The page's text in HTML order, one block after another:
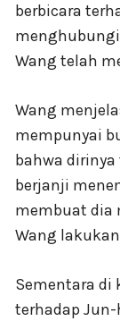
berbicara
Wang telah
Wang
mempunyai
bahwa dirinya
berjanji
membuat dia
Wang
Sementara di
terhadap